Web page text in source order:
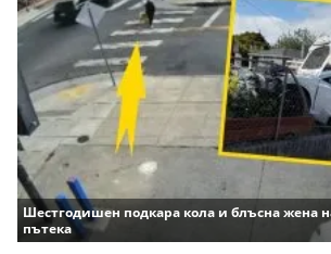
Шестгодишен подкара кола и блъсна жена
пътека